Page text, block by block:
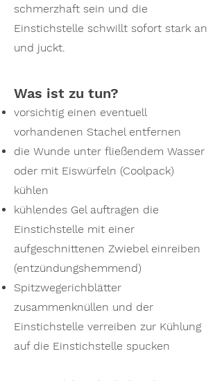
schmerzhaft sein und die
Einstichstelle schwillt sofort stark an
und juckt.
Was ist zu tun?
vorsichtig einen eventuell
vorhandenen Stachel entfernen
die Wunde unter fließendem Wasser
oder mit Eiswürfeln (Coolpack)
kühlen
kühlendes Gel auftragen die
Einstichstelle mit einer
aufgeschnittenen Zwiebel einreiben
(entzündungshemmend)
Spitzwegerichblätter
zusammenknüllen und der
Einstichstelle verreiben zur Kühlung
auf die Einstichstelle spucken